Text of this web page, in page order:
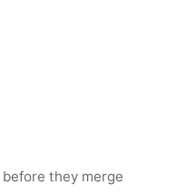
they merge